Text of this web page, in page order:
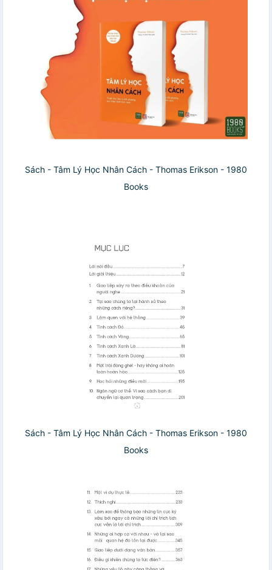
Sách - Tâm Lý Học Nhân Cách - Thomas Erikson - 1980
Books
Sách - Tâm Lý Học Nhân Cách - Thomas Erikson - 1980
Books